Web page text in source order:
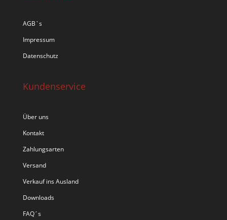
AGB`s
Impressum
Datenschutz
Kundenservice
Über uns
Kontakt
Zahlungsarten
Versand
Verkauf ins Ausland
Downloads
FAQ´s